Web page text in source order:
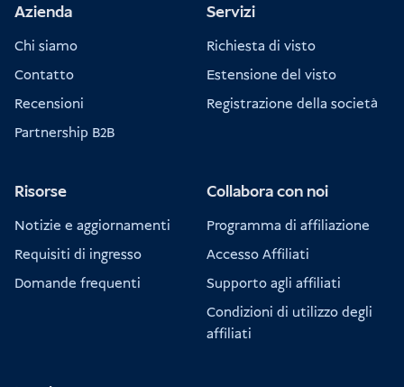
Azienda
Chi siamo
Contatto
Recensioni
Partnership B2B
Servizi
Richiesta di visto
Estensione del visto
Registrazione della società
Risorse
Notizie e aggiornamenti
Requisiti di ingresso
Domande frequenti
Collabora con noi
Programma di affiliazione
Accesso Affiliati
Supporto agli affiliati
Condizioni di utilizzo degli
affiliati